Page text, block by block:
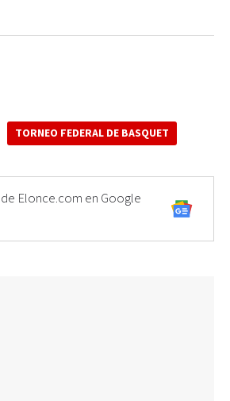
TORNEO FEDERAL DE BASQUET
Elonce.com en Google